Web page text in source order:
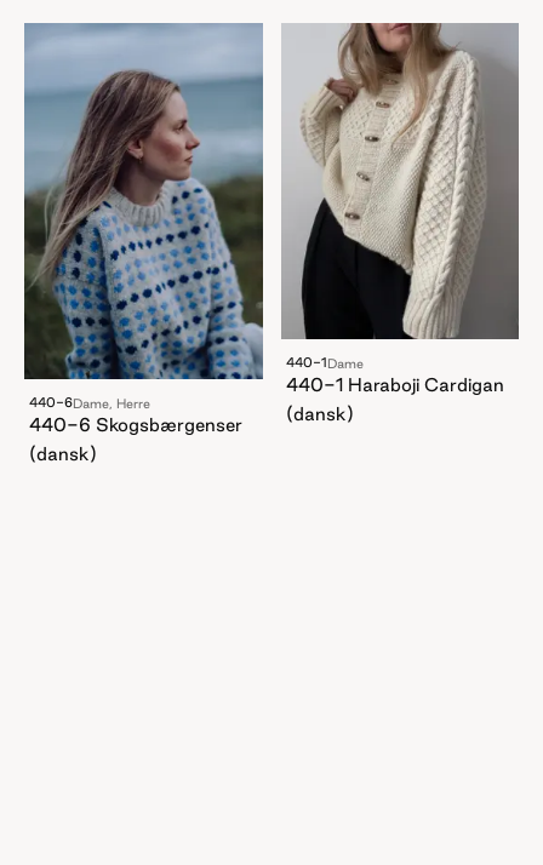
440-6Dame, Herre
440-6 Skogsbærgenser
(dansk)
440-1 Dame
440-1 Haraboji Cardigan
(dansk)